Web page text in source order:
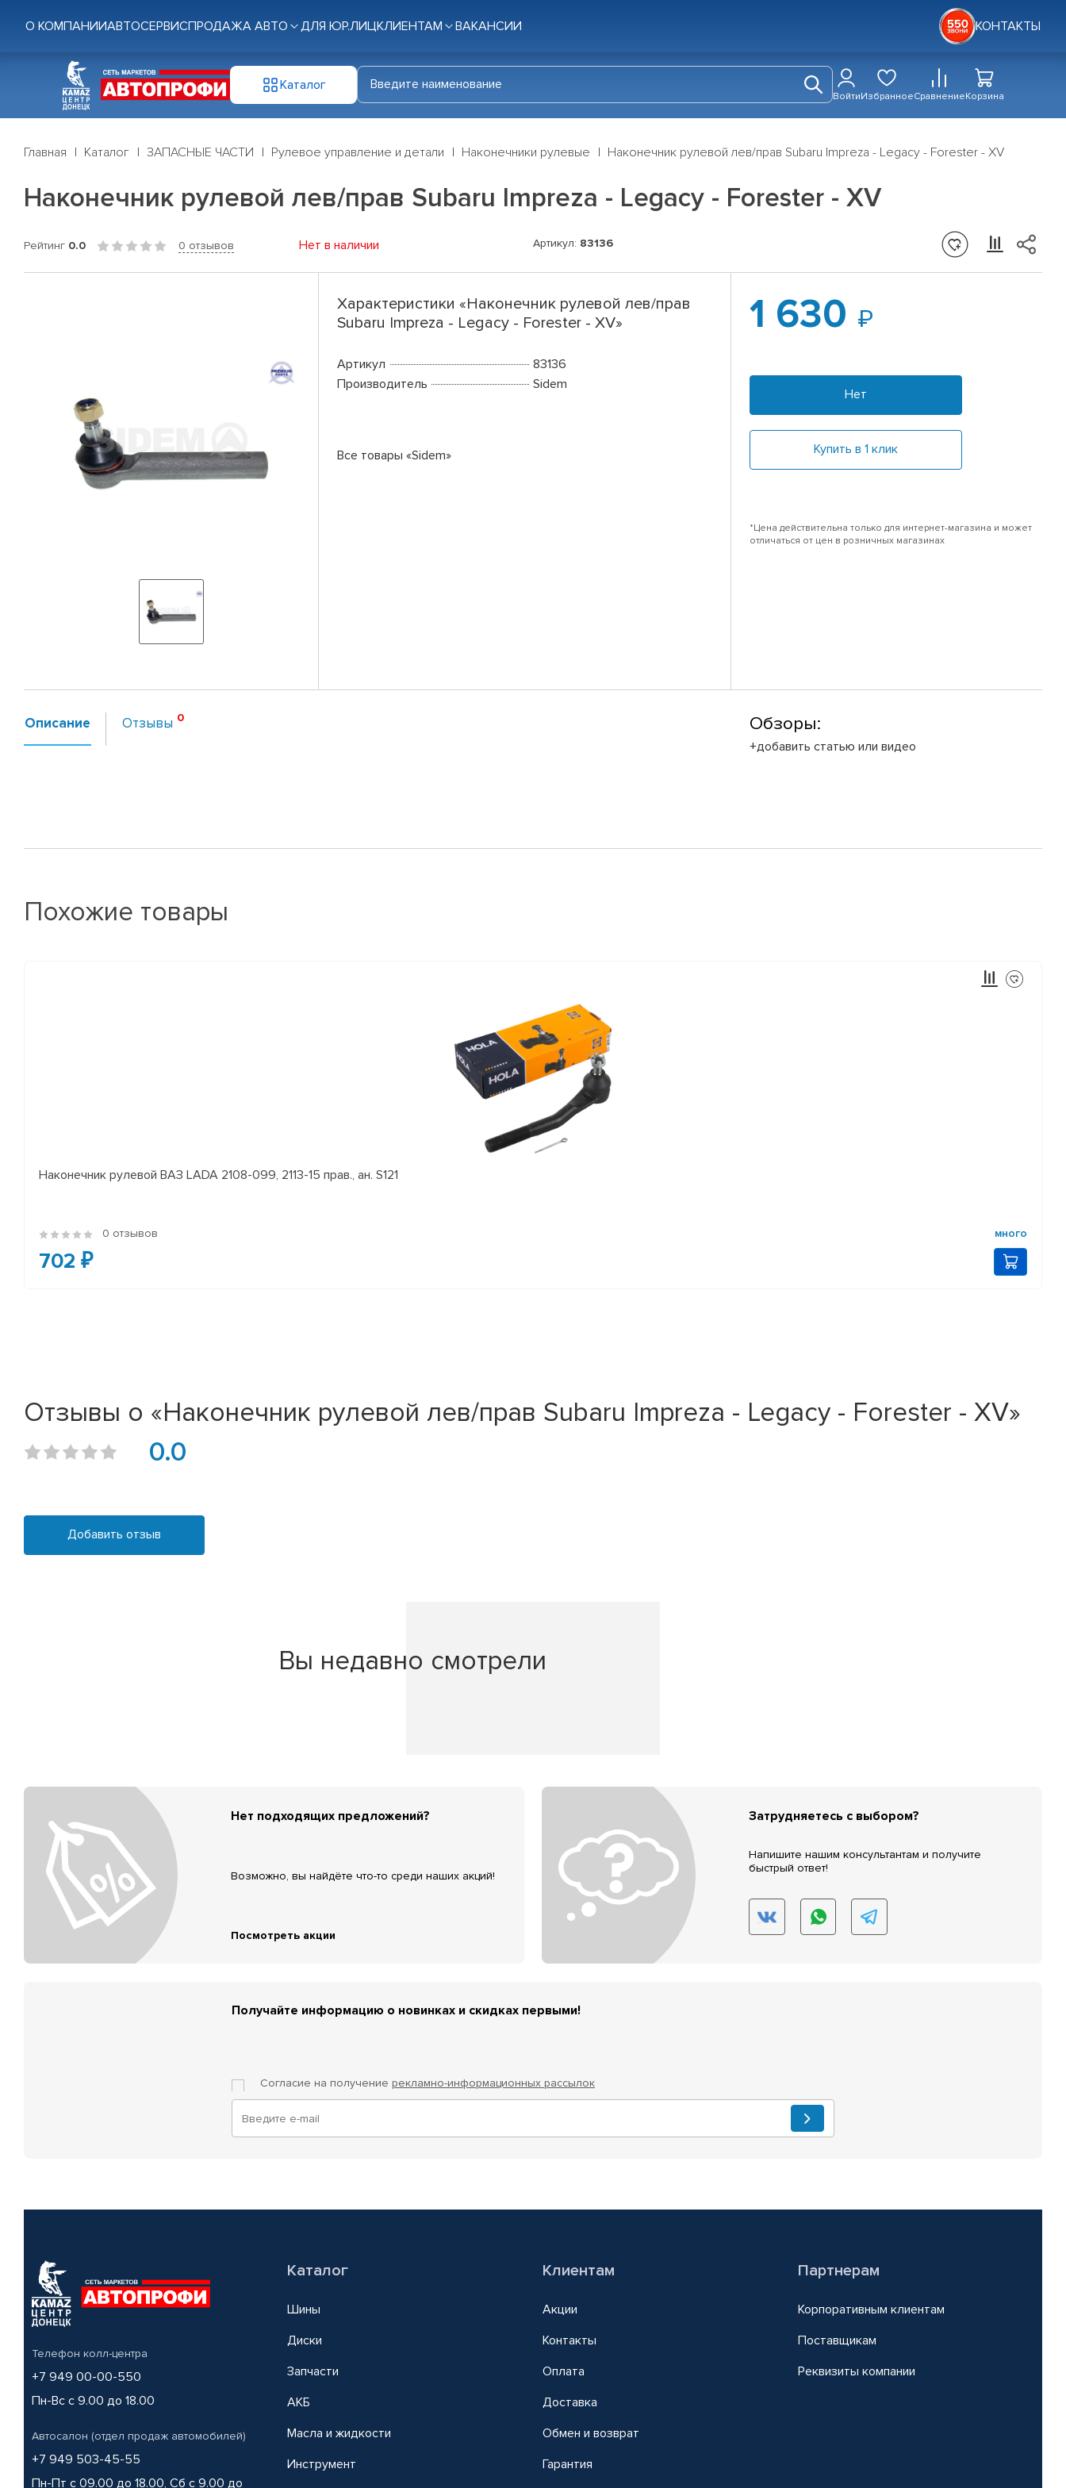
О КОМПАНИИАВТОСЕРВИСПРОДАЖА АВТО ДЛЯ ЮР.ЛИЦКЛИЕНТАМ ВАКАНСИИ КОНТАКТЫ
Каталог
ВойтиИзбранноеСравнениеКорзина
Главная Каталог ЗАПАСНЫЕ ЧАСТИ Рулевое управление и детали Наконечники рулевые Наконечник рулевой лев/прав Subaru Impreza - Legacy - Forester - XV
Наконечник рулевой лев/прав Subaru Impreza - Legacy - Forester - XV
Рейтинг 0.0 0 отзывов Нет в наличии Артикул: 83136
Характеристики «Наконечник рулевой лев/прав
Subaru Impreza - Legacy - Forester - XV»
Артикул
83136
Производитель
Sidem
Все товары «Sidem»
1 630
Нет
Купить в 1 клик
*Цена действительна только для интернет-магазина и может
отличаться от цен в розничных магазинах
Описание Отзывы Обзоры:
+добавить статью или видео
Похожие товары
Наконечник рулевой ВАЗ LADA 2108-099, 2113-15 прав., ан. S121
0 отзывов много
702 ₽
Отзывы о «Наконечник рулевой лев/прав Subaru Impreza - Legacy - Forester - XV»
0.0
Добавить отзыв
Вы недавно смотрели
Нет подходящих предложений?
Возможно, вы найдёте что-то среди наших акций!
Посмотреть акции
Затрудняетесь с выбором?
Напишите нашим консультантам и получите
быстрый ответ!
Получайте информацию о новинках и скидках первыми!
Согласие на получение рекламно-информационных рассылок
Телефон колл-центра
+7 949 00-00-550
Пн-Вс с 9.00 до 18.00
Автосалон (отдел продаж автомобилей)
+7 949 503-45-55
Пн-Пт с 09.00 до 18.00, Сб с 9.00 до
Каталог
Шины
Диски
Запчасти
АКБ
Масла и жидкости
Инструмент
Клиентам
Акции
Контакты
Оплата
Доставка
Обмен и возврат
Гарантия
Партнерам
Корпоративным клиентам
Поставщикам
Реквизиты компании